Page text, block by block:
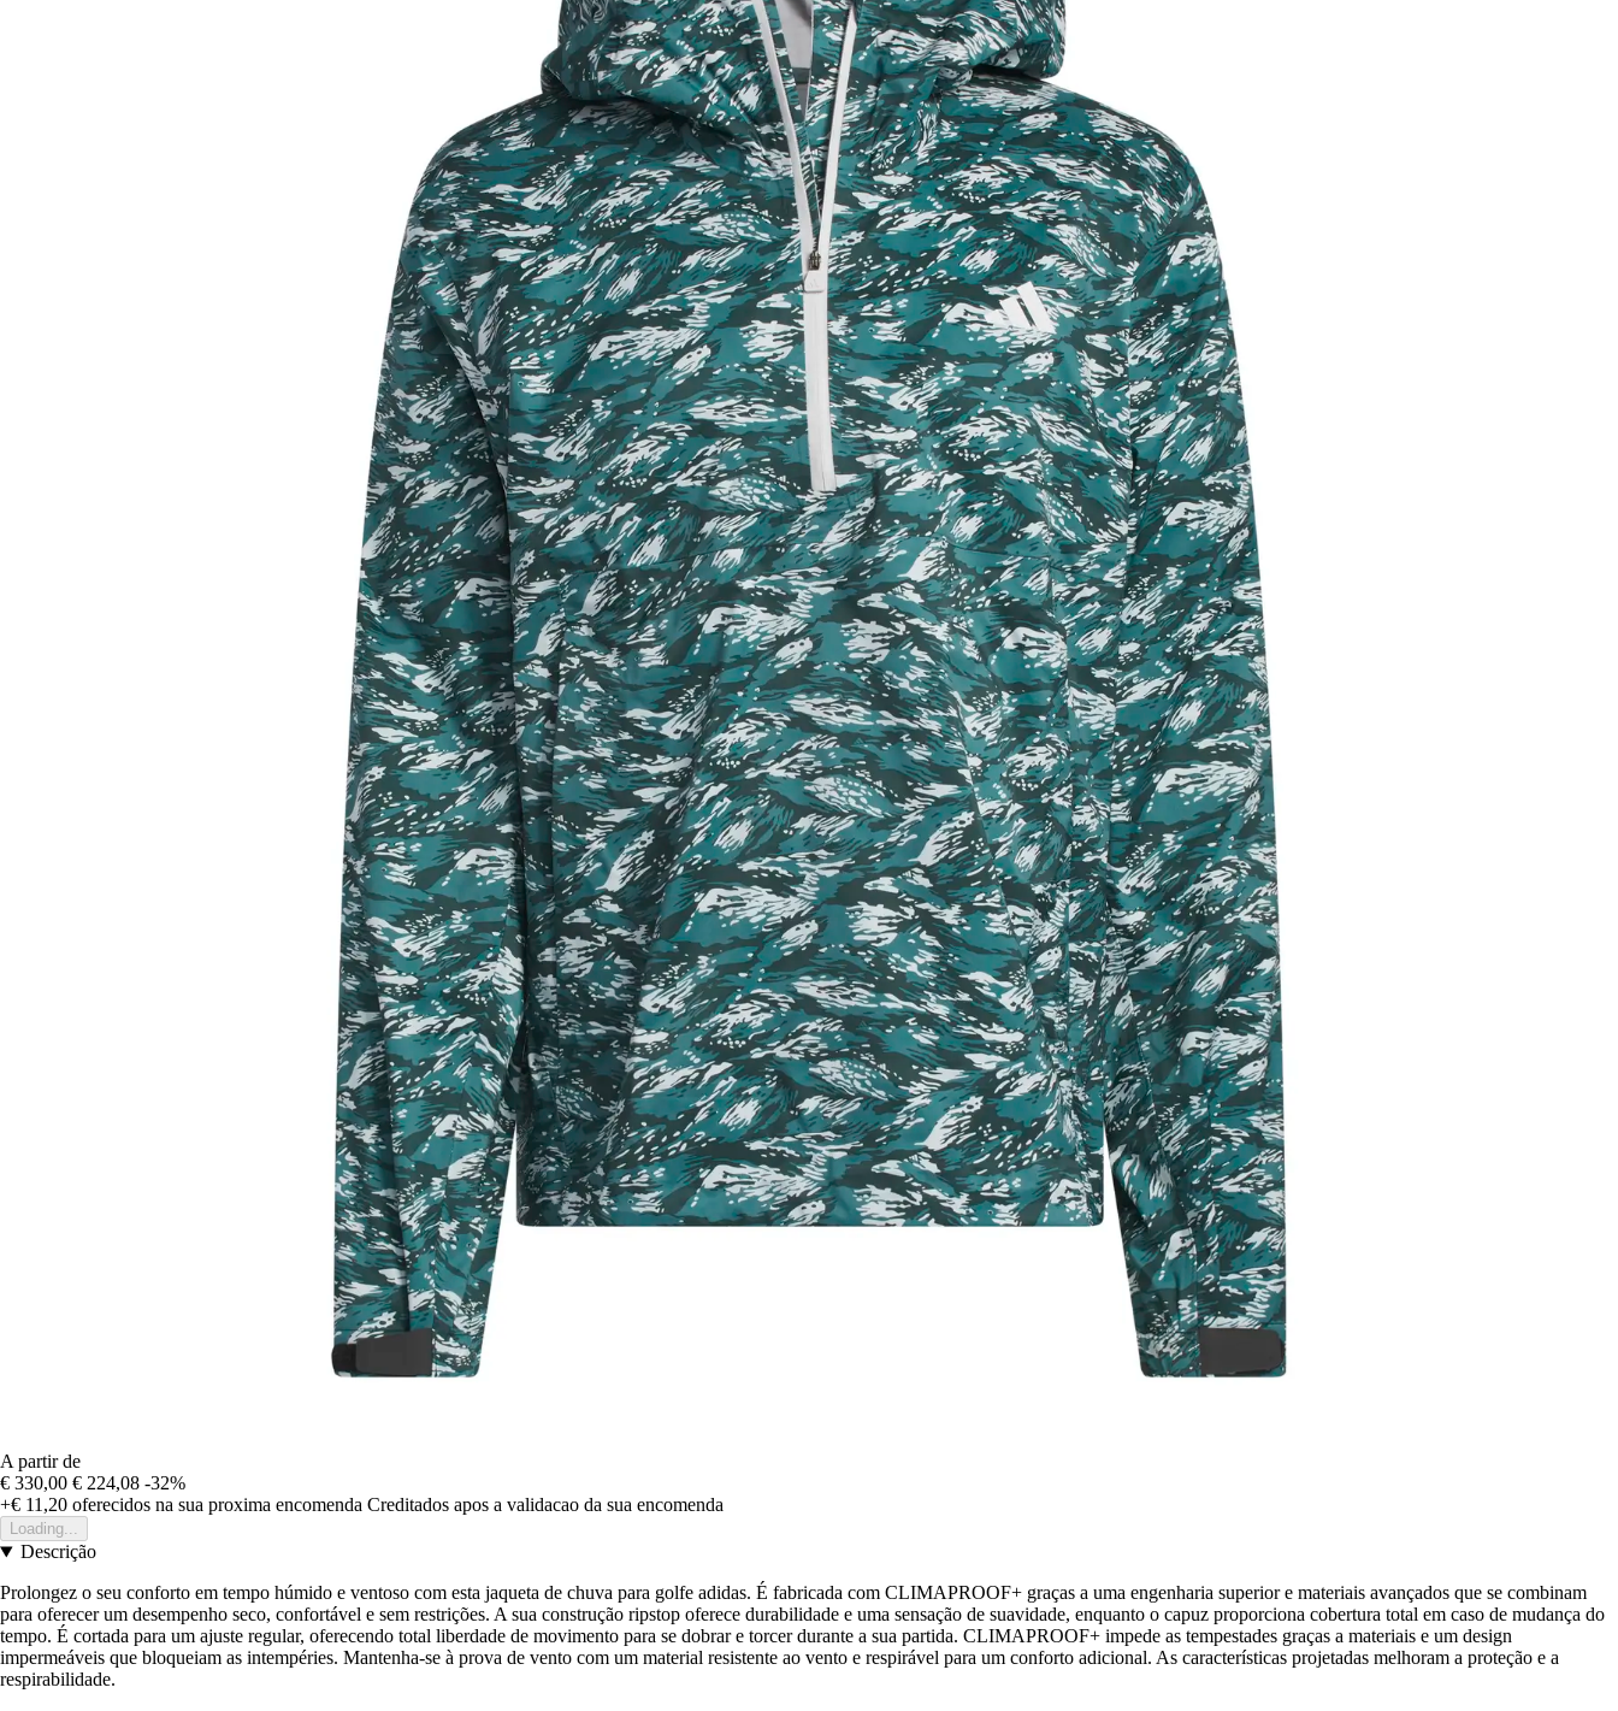
A partir de
€ 330,00 € 224,08 -32%
+€ 11,20 oferecidos na sua proxima encomenda Creditados apos a validacao da sua encomenda
Loading...
Descrição
Prolongez o seu conforto em tempo húmido e ventoso com esta jaqueta de chuva para golfe adidas. É fabricada com CLIMAPROOF+ graças a uma engenharia superior e materiais avançados que se combinam
para oferecer um desempenho seco, confortável e sem restrições. A sua construção ripstop oferece durabilidade e uma sensação de suavidade, enquanto o capuz proporciona cobertura total em caso de mudança do
tempo. É cortada para um ajuste regular, oferecendo total liberdade de movimento para se dobrar e torcer durante a sua partida. CLIMAPROOF+ impede as tempestades graças a materiais e um design
impermeáveis que bloqueiam as intempéries. Mantenha-se à prova de vento com um material resistente ao vento e respirável para um conforto adicional. As características projetadas melhoram a proteção e a
respirabilidade.